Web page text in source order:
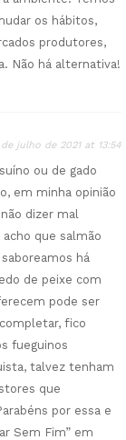
os hábitos,
produtores,
Não há alternativa!
de julho de 2021 at 13:54
ou de gado
em minha opinião
dizer mal
que salmão
há
de peixe com
pode ser
fico
fueguinos
talvez tenham
que
por essa e
Sem Fim” em